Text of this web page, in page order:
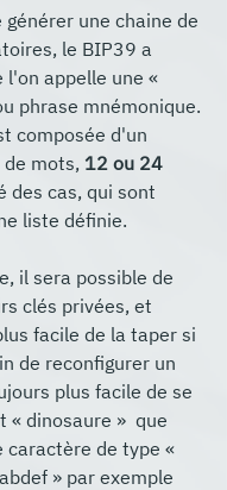
générer une chaine de
le BIP39 a
appelle une «
phrase mnémonique.
composée d'un
mots, 12 ou 24
des cas, qui sont
liste définie.
il sera possible de
clés privées, et
facile de la taper si
de reconfigurer un
plus facile de se
« dinosaure »  que
caractère de type «
» par exemple